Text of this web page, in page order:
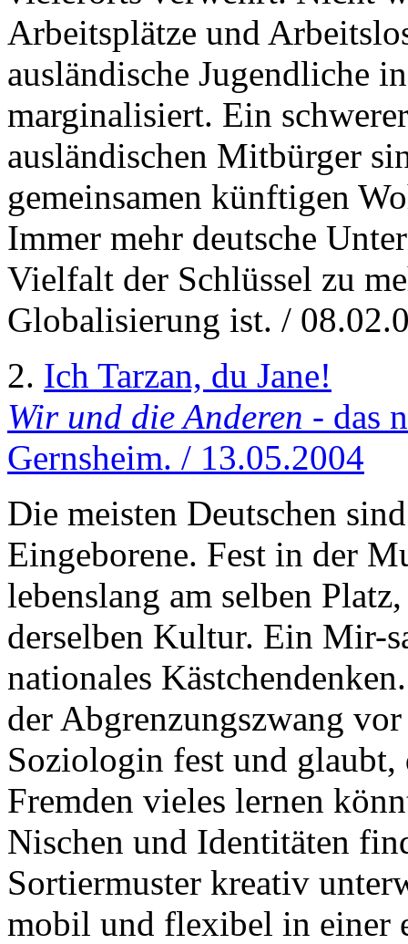
Arbeitsplätze und
ausländische Jugendliche
marginalisiert. Ein
ausländischen Mitbürger
gemeinsamen künftigen
Immer mehr deutsche
Vielfalt der Schlüssel zu
Globalisierung ist. /
2. Ich Tarzan, du Jane!
Wir und die Anderen - das
Gernsheim. / 13.05.2004
Die meisten Deutschen
Eingeborene. Fest in der
lebenslang am selben
derselben Kultur. Ein Mir-
nationales
der Abgrenzungszwang
Soziologin fest und glaubt,
Fremden vieles lernen
Nischen und Identitäten
Sortiermuster kreativ
mobil und flexibel in einer